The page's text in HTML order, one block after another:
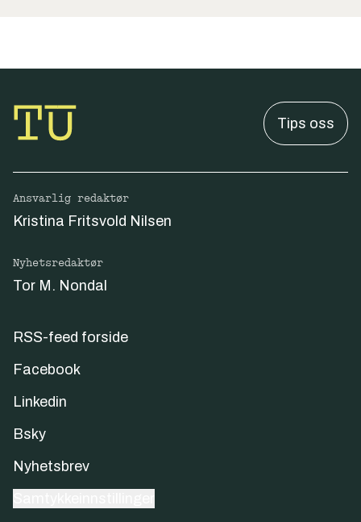
Tips oss
Ansvarlig redaktør
Kristina Fritsvold Nilsen
Nyhetsredaktør
Tor M. Nondal
RSS-feed forside
Facebook
Linkedin
Bsky
Nyhetsbrev